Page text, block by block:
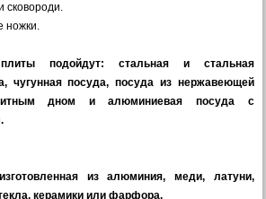
сковороди.
ножки.
подойдут: стальная и стальная
чугунная посуда, посуда из нержавеющей
дном и алюминиевая посуда с
из алюминия, меди, латуни,
керамики или фарфора.